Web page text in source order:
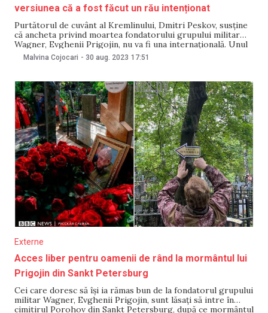
versiunea că a fost făcut un rău intenționat
Purtătorul de cuvânt al Kremlinului, Dmitri Peskov, susține
că ancheta privind moartea fondatorului grupului militar
Wagner, Evghenii Prigojin, nu va fi una internațională. Unul
dintre motivele care stă la baza acestei decizii este
versiunea despre „omorul intenționat”, potrivit lui Peskov,
privind prăbușirea
Malvina Cojocari - 30 aug. 2023 17:51
Externe
Acces liber pentru oamenii de rând la mormântul lui
Prigojin din Sankt Petersburg
Cei care doresc să își ia rămas bun de la fondatorul grupului
militar Wagner, Evghenii Prigojin, sunt lăsați să intre în
cimitirul Porohov din Sankt Petersburg, după ce mormântul